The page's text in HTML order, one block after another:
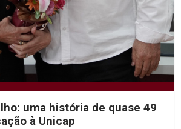
uma história de quase 49
à Unicap